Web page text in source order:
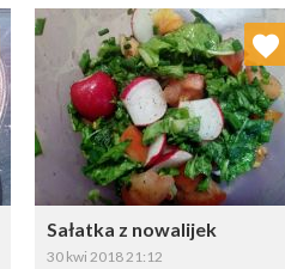
Sałatka z nowalijek
30 kwi 2018 21:12
Dodaj do ulubionych
Wybierz listę: